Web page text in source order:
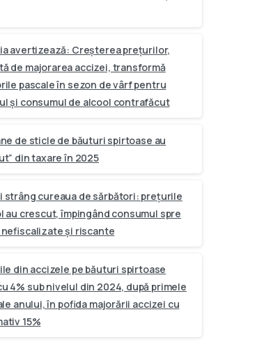
avertizează: Creșterea prețurilor,
de majorarea accizei, transformă
pascale în sezon de vârf pentru
și consumul de alcool contrafăcut
de sticle de băuturi spirtoase au
din taxare în 2025
strâng cureaua de sărbători: prețurile
au crescut, împingând consumul spre
și riscante
din accizele pe băuturi spirtoase
4% sub nivelul din 2024, după primele
anului, în pofida majorării accizei cu
15%